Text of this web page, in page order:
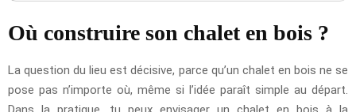
Où construire son chalet en bois ?
La question du lieu est décisive, parce qu’un chalet en bois ne se
pose pas n’importe où, même si l’idée paraît simple au départ.